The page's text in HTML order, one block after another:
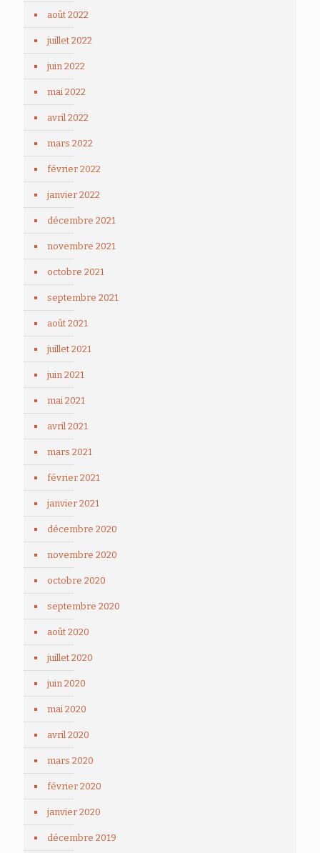
août 2022
juillet 2022
juin 2022
mai 2022
avril 2022
mars 2022
février 2022
janvier 2022
décembre 2021
novembre 2021
octobre 2021
septembre 2021
août 2021
juillet 2021
juin 2021
mai 2021
avril 2021
mars 2021
février 2021
janvier 2021
décembre 2020
novembre 2020
octobre 2020
septembre 2020
août 2020
juillet 2020
juin 2020
mai 2020
avril 2020
mars 2020
février 2020
janvier 2020
décembre 2019